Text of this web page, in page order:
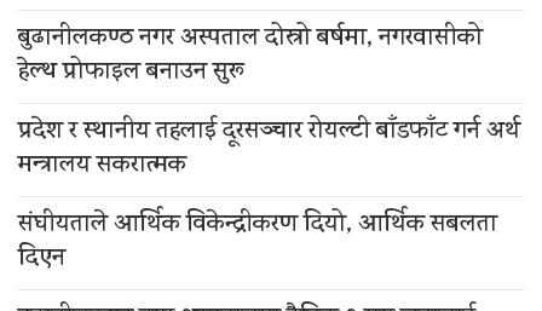
बुढानीलकण्ठ नगर अस्पताल दोस्रो बर्षमा, नगरवासीको
हेल्थ प्रोफाइल बनाउन सुरू
प्रदेश र स्थानीय तहलाई दूरसञ्चार रोयल्टी बाँडफाँट गर्न अर्थ
मन्त्रालय सकरात्मक
संघीयताले आर्थिक विकेन्द्रीकरण दियो, आर्थिक सबलता
दिएन